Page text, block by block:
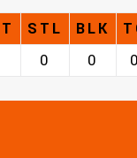
STL BLK
0 0